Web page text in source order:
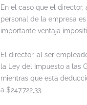
En el caso que el
personal de la empresa
importante ventaja
El director, al ser
la Ley del Impuesto a las
mientras que esta
a $247.722,33.